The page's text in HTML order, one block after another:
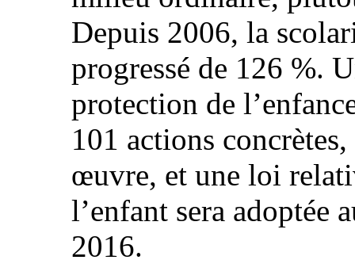
Depuis 2006, la
progressé de 126 %.
protection de
101 actions
œuvre, et une loi
l’enfant sera adoptée
2016.